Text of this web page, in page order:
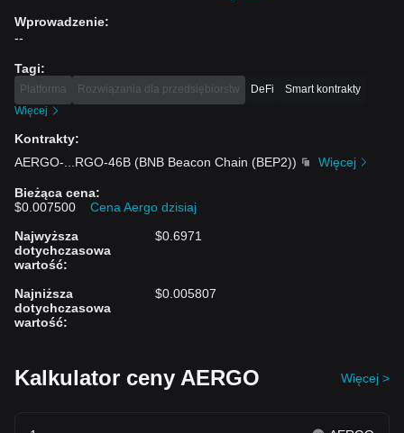
Wprowadzenie:
--
Tagi:
Platforma Rozwiązania dla przedsiębiorstw DeFi
Smart kontrakty
Więcej
Kontrakty:
AERGO-
RGO-46B (BNB Beacon Chain (BEP2)) Więcej
Bieżąca cena:
$0.007500
Cena Aergo dzisiaj
Najwyższa
dotychczasowa
wartość:
$0.6971
Najniższa
dotychczasowa
wartość:
$0.005807
Kalkulator ceny AERGO Więcej >